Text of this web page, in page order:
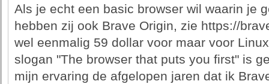
Als je echt een basic browser wil waarin je
hebben zij ook Brave Origin, zie https://
wel eenmalig 59 dollar voor maar voor
slogan "The browser that puts you first" is
mijn ervaring de afgelopen jaren dat ik